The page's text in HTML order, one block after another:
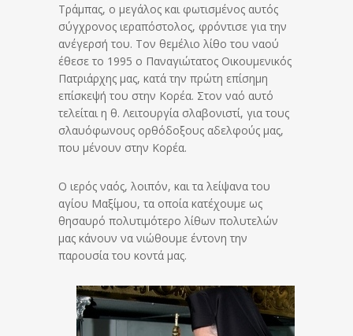
Τράμπας, ο μεγάλος και φωτισμένος αυτός
σύγχρονος ιεραπόστολος, φρόντισε για την
ανέγερσή του. Τον θεμέλιο λίθο του ναού
έθεσε το 1995 ο Παναγιώτατος Οικουμενικός
Πατριάρχης μας, κατά την πρώτη επίσημη
επίσκεψή του στην Κορέα. Στον ναό αυτό
τελείται η θ. Λειτουργία σλαβονιστί, για τους
σλαυόφωνους ορθόδοξους αδελφούς μας,
που μένουν στην Κορέα.
Ο ιερός ναός, λοιπόν, και τα λείψανα του
αγίου Μαξίμου, τα οποία κατέχουμε ως
θησαυρό πολυτιμότερο λίθων πολυτελών
μας κάνουν να νιώθουμε έντονη την
παρουσία του κοντά μας.